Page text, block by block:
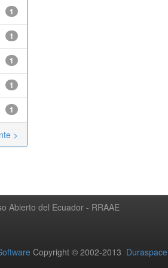
1
1
1
1
1
>
Abierto del Ecuador - RRAAE
Copyright © 2002-2013 Duraspace